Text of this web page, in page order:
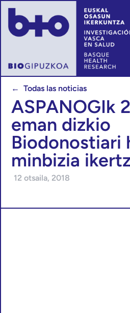
← Todas las noticias
ASPANOGIk
eman dizkio
Biodonostiari
minbizia
12 otsaila, 2018